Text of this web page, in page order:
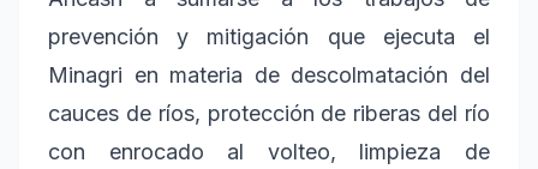
prevención y mitigación que ejecuta el
Minagri en materia de descolmatación del
cauces de ríos, protección de riberas del río
con enrocado al volteo, limpieza de